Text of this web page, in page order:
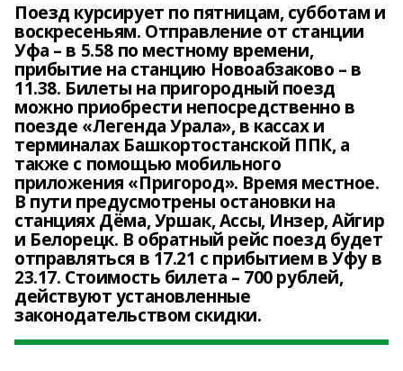
Поезд курсирует по пятницам, субботам и
воскресеньям. Отправление от станции
Уфа – в 5.58 по местному времени,
прибытие на станцию Новоабзаково – в
11.38. Билеты на пригородный поезд
можно приобрести непосредственно в
поезде «Легенда Урала», в кассах и
терминалах Башкортостанской ППК, а
также с помощью мобильного
приложения «Пригород». Время местное.
В пути предусмотрены остановки на
станциях Дёма, Уршак, Ассы, Инзер, Айгир
и Белорецк. В обратный рейс поезд будет
отправляться в 17.21 с прибытием в Уфу в
23.17. Стоимость билета – 700 рублей,
действуют установленные
законодательством скидки.